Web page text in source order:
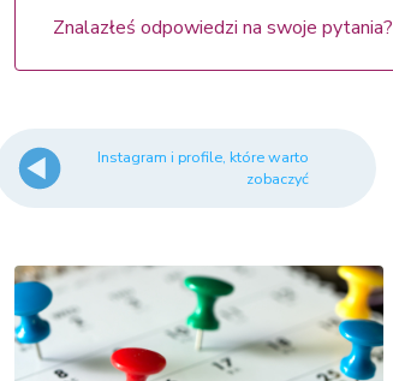
Znalazłeś odpowiedzi na swoje pytania?
Instagram i profile, które warto
zobaczyć